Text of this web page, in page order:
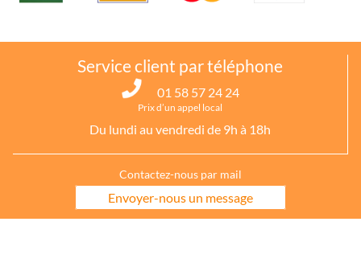
Service client par téléphone
01 58 57 24 24
Prix d’un appel local
Du lundi au vendredi de 9h à 18h
Contactez-nous par mail
Envoyer-nous un message